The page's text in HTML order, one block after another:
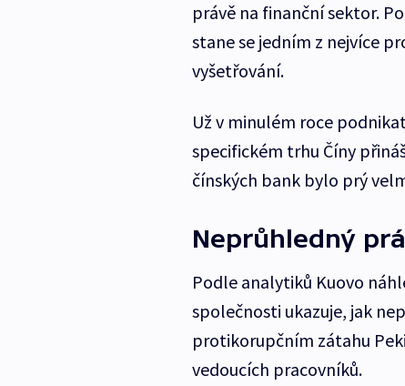
právě na finanční sektor.
stane se jedním z nejvíce
vyšetřování.
Už v minulém roce
specifickém trhu Číny
čínských bank bylo prý
Neprůhledný
Podle analytiků Kuovo
společnosti ukazuje, jak
protikorupčním zátahu
vedoucích pracovníků.